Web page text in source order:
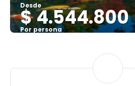
Desde
$ 4.544.800
Por persona